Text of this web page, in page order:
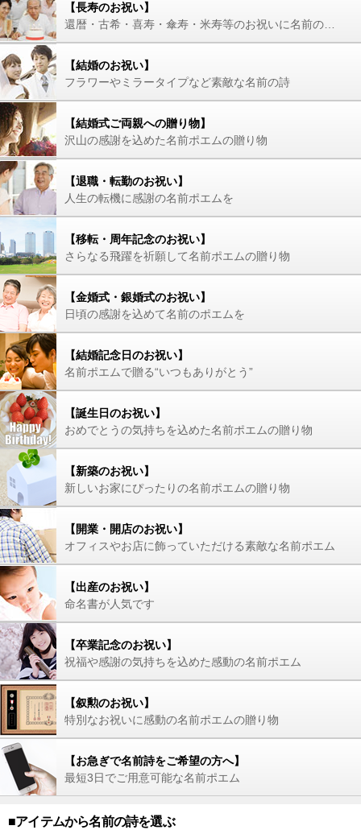
【長寿のお祝い】
【結婚のお祝い】
フラワーやミラータイプなど素敵な名前の詩
【結婚式ご両親への贈り物】
沢山の感謝を込めた名前ポエムの贈り物
【退職・転勤のお祝い】
人生の転機に感謝の名前ポエムを
【移転・周年記念のお祝い】
さらなる飛躍を祈願して名前ポエムの贈り物
【金婚式・銀婚式のお祝い】
日頃の感謝を込めて名前のポエムを
【結婚記念日のお祝い】
名前ポエムで贈る“いつもありがとう”
【誕生日のお祝い】
おめでとうの気持ちを込めた名前ポエムの贈り物
【新築のお祝い】
新しいお家にぴったりの名前ポエムの贈り物
【開業・開店のお祝い】
オフィスやお店に飾っていただける素敵な名前ポエム
【出産のお祝い】
命名書が人気です
【卒業記念のお祝い】
祝福や感謝の気持ちを込めた感動の名前ポエム
【叙勲のお祝い】
特別なお祝いに感動の名前ポエムの贈り物
【お急ぎで名前詩をご希望の方へ】
最短3日でご用意可能な名前ポエム
■アイテムから名前の詩を選ぶ